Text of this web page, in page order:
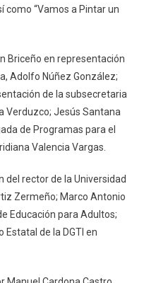
como “Vamos a Pintar un
Briceño en representación
Adolfo Núñez González;
de la subsecretaria
Verduzco; Jesús Santana
de Programas para el
Valencia Vargas.
del rector de la Universidad
Zermeño; Marco Antonio
Educación para Adultos;
Estatal de la DGTI en